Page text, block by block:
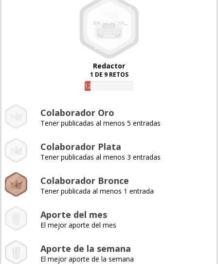
Redactor
1 DE 9 RETOS
12%
Colaborador Oro
Tener publicadas al menos 5 entradas
Colaborador Plata
Tener publicadas al menos 3 entradas
Colaborador Bronce
Tener publicada al menos 1 entrada
Aporte del mes
El mejor aporte del mes
Aporte de la semana
El mejor aporte de la semana